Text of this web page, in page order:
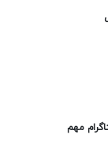
مهم